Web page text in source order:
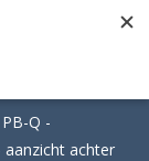
Q -
achter